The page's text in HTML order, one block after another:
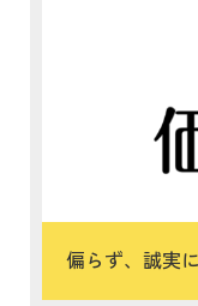
偏らず、誠実